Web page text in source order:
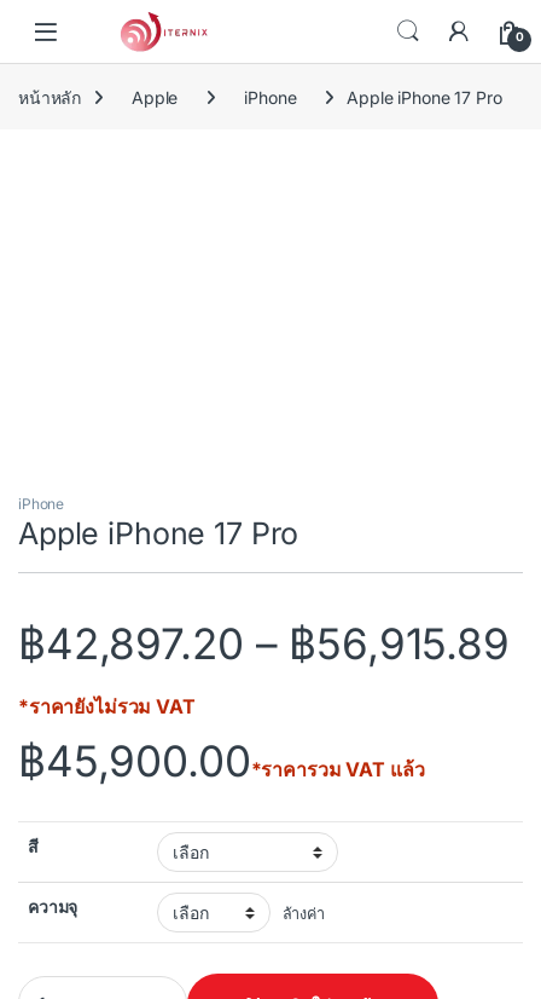
0
หน้าหลัก Apple iPhone Apple iPhone 17 Pro
iPhone
Apple iPhone 17 Pro
฿42,897.20 – ฿56,915.89
*ราคายังไม่รวม VAT
฿45,900.00*ราคารวม VAT แล้ว
สี
ความจุ ล้างค่า
Apple iPhone 17 Pro quantity